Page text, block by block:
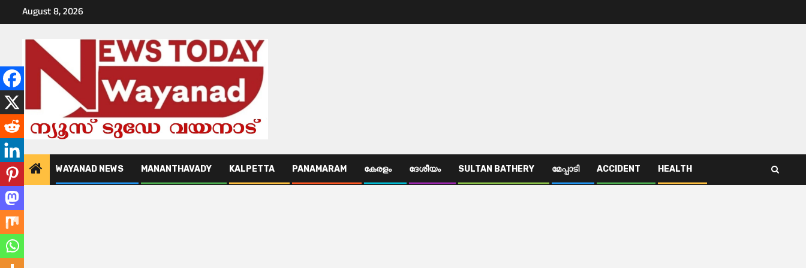
to
August 8, 2026
WAYANAD NEWS MANANTHAVADY KALPETTA PANAMARAM കേരളം ദേശീയം SULTAN BATHERY മേപ്പാടി ACCIDENT HEALTH